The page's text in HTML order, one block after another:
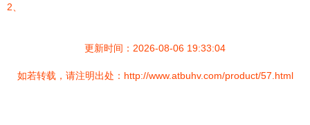
2、
更新时间：2026-08-06 19:33:04
如若转载，请注明出处：http://www.atbuhv.com/product/57.html